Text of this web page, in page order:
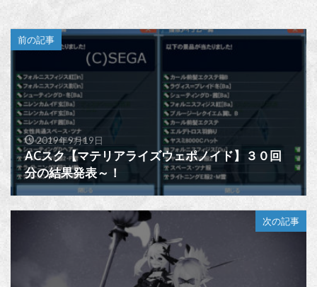
前の記事
2019年9月19日
ACスク【マテリアライズウェポノイド】３０回
分の結果発表～！
次の記事